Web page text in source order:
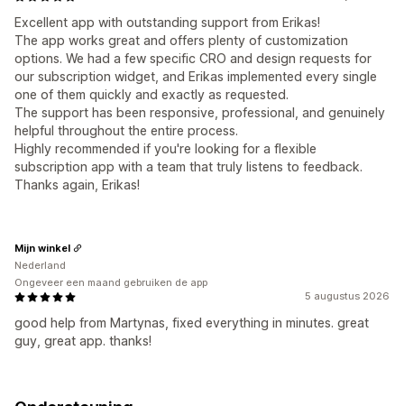
Excellent app with outstanding support from Erikas!
The app works great and offers plenty of customization
options. We had a few specific CRO and design requests for
our subscription widget, and Erikas implemented every single
one of them quickly and exactly as requested.
The support has been responsive, professional, and genuinely
helpful throughout the entire process.
Highly recommended if you're looking for a flexible
subscription app with a team that truly listens to feedback.
Thanks again, Erikas!
5 augustus 2026
good help from Martynas, fixed everything in minutes. great
guy, great app. thanks!
Mijn winkel
Nederland
Ongeveer een maand gebruiken de app